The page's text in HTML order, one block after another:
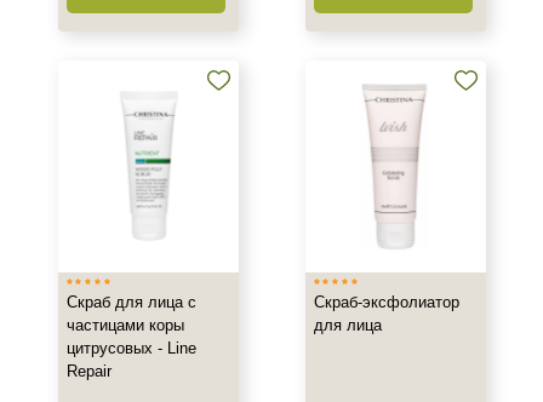
Витамин C
Растительные экстракты
Показать еще
Время применения
Скраб для лица с
частицами коры
цитрусовых - Line
Repair
Скраб-эксфолиатор
для лица